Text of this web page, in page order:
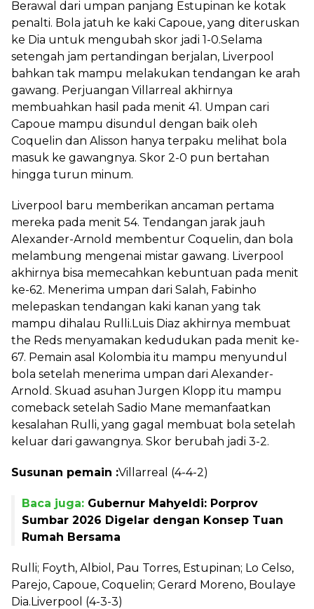
Berawal dari umpan panjang Estupinan ke kotak
penalti. Bola jatuh ke kaki Capoue, yang diteruskan
ke Dia untuk mengubah skor jadi 1-0.Selama
setengah jam pertandingan berjalan, Liverpool
bahkan tak mampu melakukan tendangan ke arah
gawang. Perjuangan Villarreal akhirnya
membuahkan hasil pada menit 41. Umpan cari
Capoue mampu disundul dengan baik oleh
Coquelin dan Alisson hanya terpaku melihat bola
masuk ke gawangnya. Skor 2-0 pun bertahan
hingga turun minum.
Liverpool baru memberikan ancaman pertama
mereka pada menit 54. Tendangan jarak jauh
Alexander-Arnold membentur Coquelin, dan bola
melambung mengenai mistar gawang. Liverpool
akhirnya bisa memecahkan kebuntuan pada menit
ke-62. Menerima umpan dari Salah, Fabinho
melepaskan tendangan kaki kanan yang tak
mampu dihalau Rulli.Luis Diaz akhirnya membuat
the Reds menyamakan kedudukan pada menit ke-
67. Pemain asal Kolombia itu mampu menyundul
bola setelah menerima umpan dari Alexander-
Arnold. Skuad asuhan Jurgen Klopp itu mampu
comeback setelah Sadio Mane memanfaatkan
kesalahan Rulli, yang gagal membuat bola setelah
keluar dari gawangnya. Skor berubah jadi 3-2.
Susunan pemain :Villarreal (4-4-2)
Baca juga: Gubernur Mahyeldi: Porprov
Sumbar 2026 Digelar dengan Konsep Tuan
Rumah Bersama
Rulli; Foyth, Albiol, Pau Torres, Estupinan; Lo Celso,
Parejo, Capoue, Coquelin; Gerard Moreno, Boulaye
Dia.Liverpool (4-3-3)